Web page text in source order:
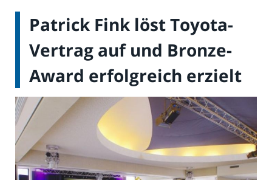
Patrick Fink löst Toyota-
Vertrag auf und Bronze-
Award erfolgreich erzielt